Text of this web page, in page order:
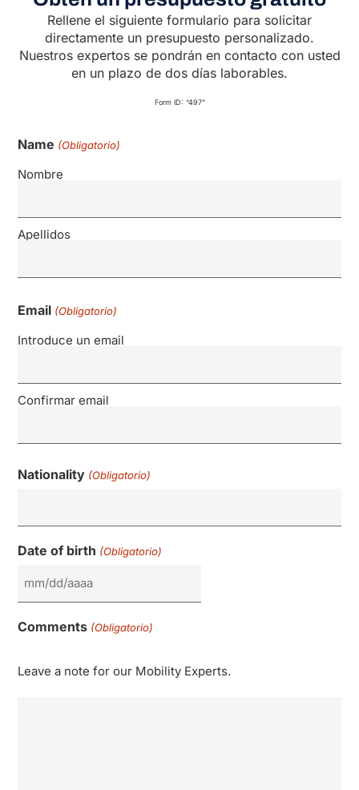
Rellene el siguiente formulario para solicitar
directamente un presupuesto personalizado.
Nuestros expertos se pondrán en contacto con usted
en un plazo de dos días laborables.
Form ID: “497”
Name (Obligatorio)
Nombre
Apellidos
Email (Obligatorio)
Introduce un email
Confirmar email
Nationality (Obligatorio)
Date of birth (Obligatorio)
Comments (Obligatorio)
Leave a note for our Mobility Experts.